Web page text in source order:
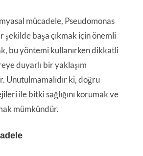
mücadele, Pseudomonas
şekilde başa çıkmak için önemli
bu yöntemi kullanırken dikkatli
duyarlı bir yaklaşım
Unutulmamalıdır ki, doğru
ile bitki sağlığını korumak ve
mümkündür.